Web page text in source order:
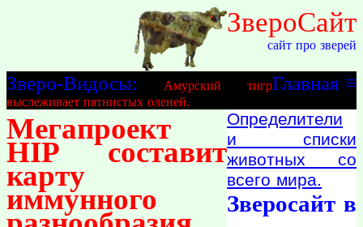
ЗвероСайт
сайт про зверей
≡
Главная
Зверо-Видосы:
Амурский тигр
выслеживает пятнистых оленей.
Мегапроект
HIP составит
карту
иммунного
Определители
и списки
животных со
всего мира.
Зверосайт в